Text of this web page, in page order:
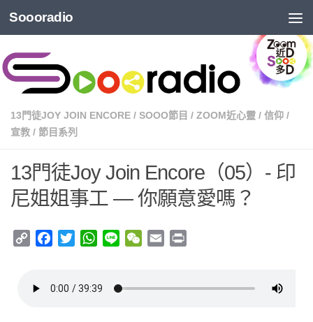
Soooradio
13門徒JOY JOIN ENCORE / SOOO節目 / ZOOM近心靈 / 信仰 /
宣教 / 節目系列
13門徒Joy Join Encore（05）- 印
尼姐姐事工 — 你願意愛嗎？
Copy
Facebook
TwitterWhatsApp
Line WeChat
Email